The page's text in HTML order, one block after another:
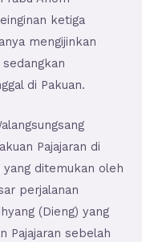
ketiga
mengijinkan
sedangkan
di Pakuan.
Pajajaran di
ditemukan oleh
perjalanan
(Dieng) yang
Pajajaran sebelah